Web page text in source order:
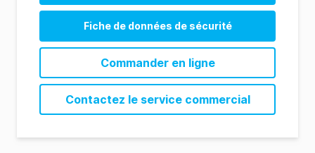
AlerTox ELISA Product Sheet (ES)
AlerTox ELISA Macadamia Instructions (ES)
Fiche de données de sécurité
Commander en ligne
Contactez le service commercial